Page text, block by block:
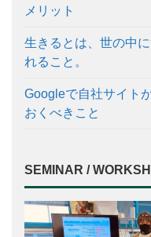
メリット
生きるとは、世の中
れること。
Googleで自社サイト
おくべきこと
SEMINAR /